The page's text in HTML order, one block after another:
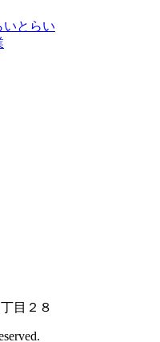
いとらい
目２８